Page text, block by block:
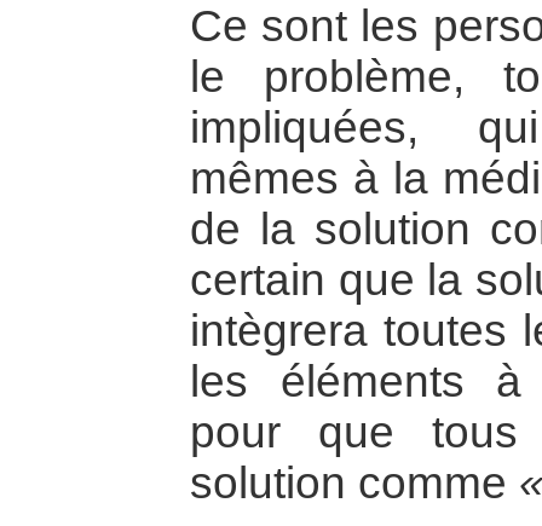
Ce sont les
le problème,
impliquées,
mêmes à la
de la solution
certain que la
intègrera toutes
les éléments
pour que tous
solution comme